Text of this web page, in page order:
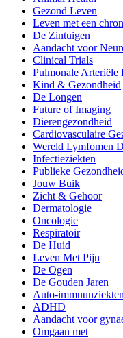
Gezond Leven
Leven met een
De Zintuigen
Aandacht voor
Clinical Trials
Pulmonale Arteriële
Kind & Gezondheid
De Longen
Future of Imaging
Dierengezondheid
Cardiovasculaire
Wereld Lymfomen
Infectieziekten
Publieke
Jouw Buik
Zicht & Gehoor
Dermatologie
Oncologie
Respiratoir
De Huid
Leven Met Pijn
De Ogen
De Gouden Jaren
Auto-immuunziekten
ADHD
Aandacht voor
Omgaan met